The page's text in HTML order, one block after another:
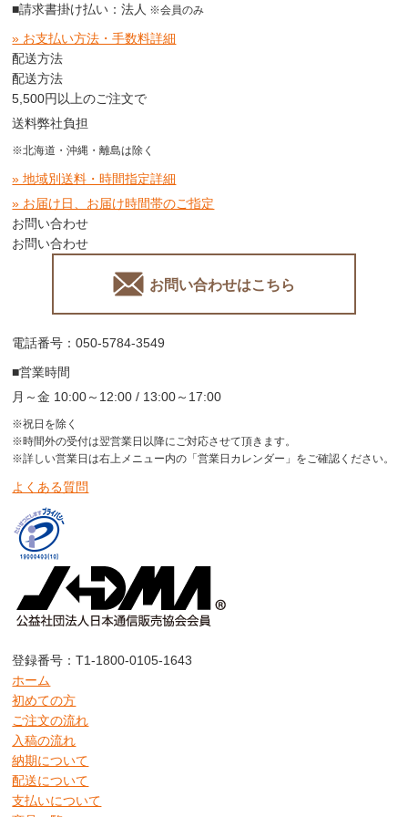
■請求書掛け払い：法人 ※会員のみ
» お支払い方法・手数料詳細
配送方法
配送方法
5,500円以上のご注文で
送料弊社負担
※北海道・沖縄・離島は除く
» 地域別送料・時間指定詳細
» お届け日、お届け時間帯のご指定
お問い合わせ
お問い合わせ
お問い合わせはこちら
電話番号：050-5784-3549
■営業時間
月～金 10:00～12:00 / 13:00～17:00
※祝日を除く
※時間外の受付は翌営業日以降にご対応させて頂きます。
※詳しい営業日は右上メニュー内の「営業日カレンダー」をご確認ください。
よくある質問
登録番号：T1-1800-0105-1643
ホーム
初めての方
ご注文の流れ
入稿の流れ
納期について
配送について
支払いについて